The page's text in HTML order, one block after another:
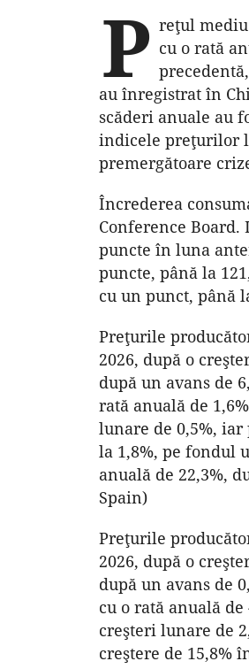
P reţul
cu o rată
au înregistrat în
scăderi anuale au
indicele preţurilor
premergătoare
Încrederea
Conference Board.
puncte în luna
puncte, până la
cu un punct, până
Preţurile
2026, după o
după un avans de
rată anuală de
lunare de 0,5%,
la 1,8%, pe fondul
anuală de 22,3%,
Spain)
Preţurile
2026, după o
după un avans de
cu o rată anuală
creşteri lunare de
creştere de 15,8%